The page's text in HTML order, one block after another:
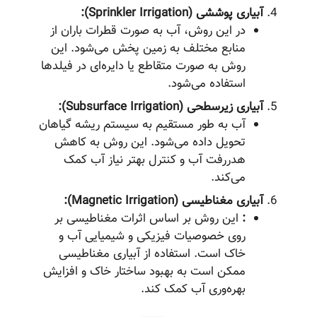
آبیاری پوششی (Sprinkler Irrigation):
در این روش، آب به صورت قطرات باران از
منابع مختلف به زمین پخش می‌شود. این
روش به صورت متقاطع یا دایره‌ای در فیلدها
استفاده می‌شود.
آبیاری زیرسطحی (Subsurface Irrigation):
آب به طور مستقیم به سیستم ریشه گیاهان
تحویل داده می‌شود. این روش به کاهش
هدررفت آب و کنترل بهتر نیاز آب کمک
می‌کند.
آبیاری مغناطیسی (Magnetic Irrigation):
: این روش بر اساس اثرات مغناطیسی بر
روی خصوصیات فیزیکی و شیمیایی آب و
خاک است. استفاده از آبیاری مغناطیسی
ممکن است به بهبود ساختار خاک و افزایش
بهره‌وری آب کمک کند.